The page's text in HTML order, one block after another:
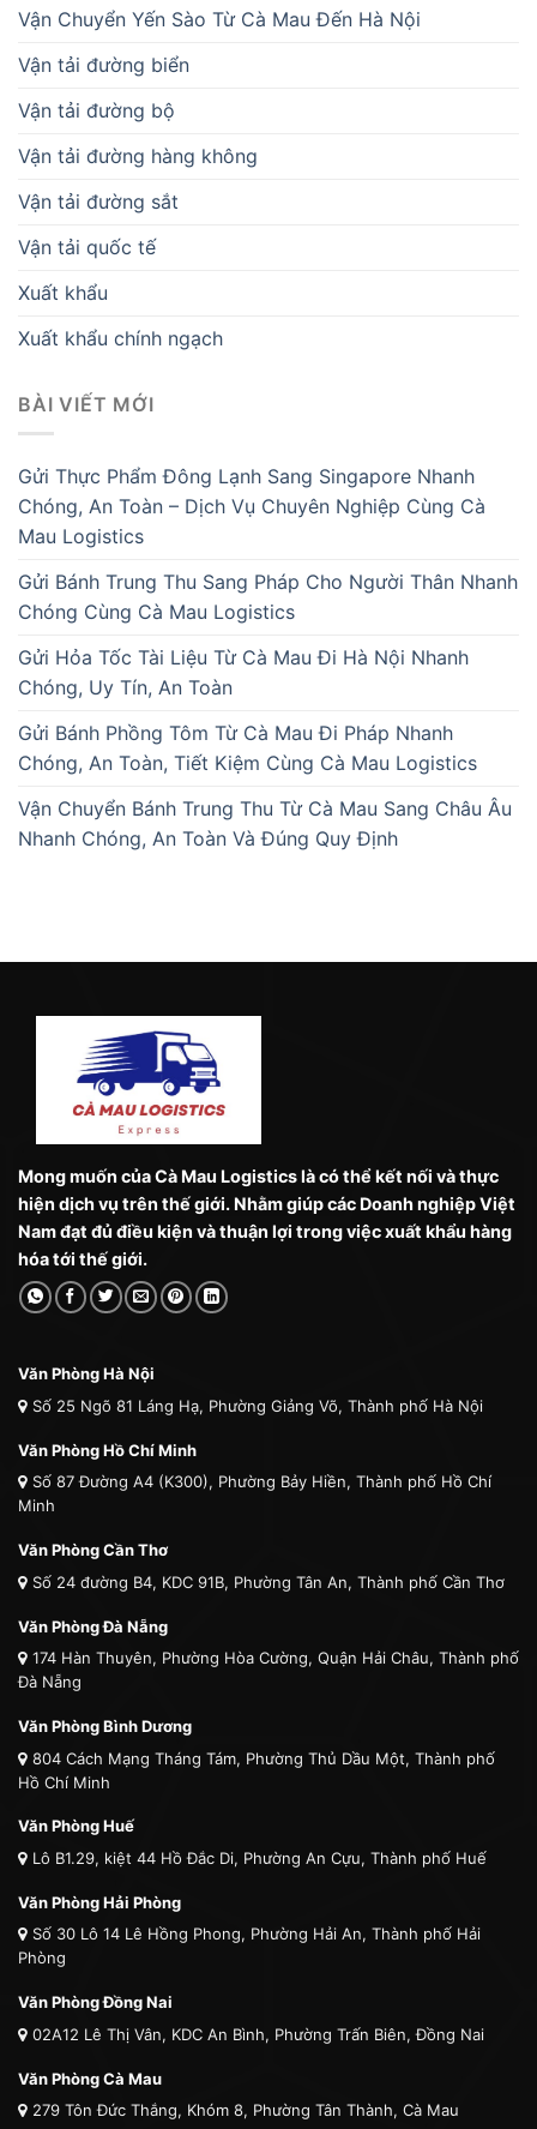
Vận Chuyển Yến Sào Từ Cà Mau Đến Hà Nội
Vận tải đường biển
Vận tải đường bộ
Vận tải đường hàng không
Vận tải đường sắt
Vận tải quốc tế
Xuất khẩu
Xuất khẩu chính ngạch
BÀI VIẾT MỚI
Gửi Thực Phẩm Đông Lạnh Sang Singapore Nhanh
Chóng, An Toàn – Dịch Vụ Chuyên Nghiệp Cùng Cà
Mau Logistics
Gửi Bánh Trung Thu Sang Pháp Cho Người Thân Nhanh
Chóng Cùng Cà Mau Logistics
Gửi Hỏa Tốc Tài Liệu Từ Cà Mau Đi Hà Nội Nhanh
Chóng, Uy Tín, An Toàn
Gửi Bánh Phồng Tôm Từ Cà Mau Đi Pháp Nhanh
Chóng, An Toàn, Tiết Kiệm Cùng Cà Mau Logistics
Vận Chuyển Bánh Trung Thu Từ Cà Mau Sang Châu Âu
Nhanh Chóng, An Toàn Và Đúng Quy Định
Mong muốn của Cà Mau Logistics là có thể kết nối và thực
hiện dịch vụ trên thế giới. Nhằm giúp các Doanh nghiệp Việt
Nam đạt đủ điều kiện và thuận lợi trong việc xuất khẩu hàng
hóa tới thế giới.
Văn Phòng Hà Nội
Số 25 Ngõ 81 Láng Hạ, Phường Giảng Võ, Thành phố Hà Nội
Văn Phòng Hồ Chí Minh
Số 87 Đường A4 (K300), Phường Bảy Hiền, Thành phố Hồ Chí
Minh
Văn Phòng Cần Thơ
Số 24 đường B4, KDC 91B, Phường Tân An, Thành phố Cần Thơ
Văn Phòng Đà Nẵng
174 Hàn Thuyên, Phường Hòa Cường, Quận Hải Châu, Thành phố
Đà Nẵng
Văn Phòng Bình Dương
804 Cách Mạng Tháng Tám, Phường Thủ Dầu Một, Thành phố
Hồ Chí Minh
Văn Phòng Huế
Lô B1.29, kiệt 44 Hồ Đắc Di, Phường An Cựu, Thành phố Huế
Văn Phòng Hải Phòng
Số 30 Lô 14 Lê Hồng Phong, Phường Hải An, Thành phố Hải
Phòng
Văn Phòng Đồng Nai
02A12 Lê Thị Vân, KDC An Bình, Phường Trấn Biên, Đồng Nai
Văn Phòng Cà Mau
279 Tôn Đức Thắng, Khóm 8, Phường Tân Thành, Cà Mau